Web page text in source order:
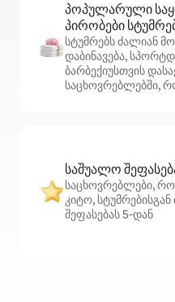
პოპულარული
პირობები
სტუმრებს ძალიან
დაბინავება,
ბარბექიუსთვის
საცხოვრებლებში,
საშუალო
საცხოვრებლები,
კიტო,
შეფასებას 5‑დან